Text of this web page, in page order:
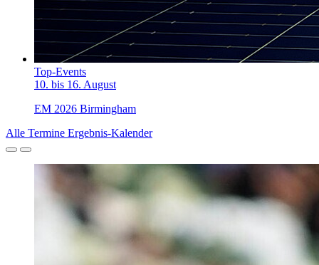
Top-Events
10. bis 16. August
EM 2026 Birmingham
Alle Termine Ergebnis-Kalender